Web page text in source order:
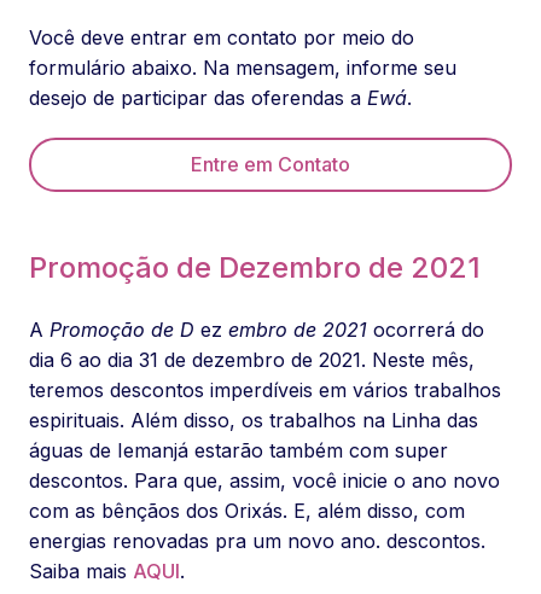
Você deve entrar em contato por meio do
formulário abaixo. Na mensagem, informe seu
desejo de participar das oferendas a Ewá.
Entre em Contato
Promoção de Dezembro de 2021
A Promoção de D ez embro de 2021 ocorrerá do
dia 6 ao dia 31 de dezembro de 2021. Neste mês,
teremos descontos imperdíveis em vários trabalhos
espirituais. Além disso, os trabalhos na Linha das
águas de Iemanjá estarão também com super
descontos. Para que, assim, você inicie o ano novo
com as bênçãos dos Orixás. E, além disso, com
energias renovadas pra um novo ano. descontos.
Saiba mais AQUI.